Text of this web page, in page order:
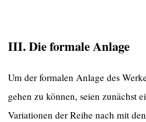
III. Die formale Anlage
Um der formalen Anlage des
gehen zu können, seien zunächst
Variationen der Reihe nach mit